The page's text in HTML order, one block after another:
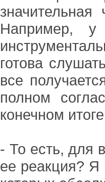
Например, у
готова
все
полном
конечном
- То есть, для
ее реакция? Я